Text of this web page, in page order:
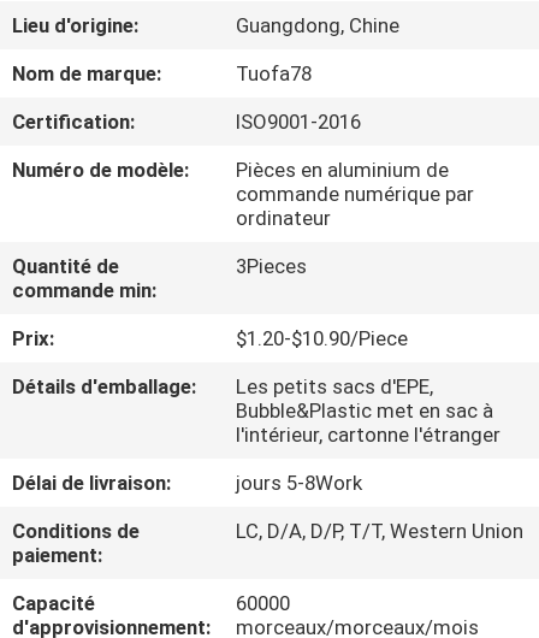
À
PROPOS
DE
DE
L'USINE
CONTRÔLE
QUALITÉ
NOUS
CONTACTER
Lieu d'origine:
Guangdong, Chine
Nom de marque:
Tuofa78
Certification:
ISO9001-2016
Numéro de modèle:
Pièces en aluminium de
commande numérique par
ordinateur
Quantité de
commande min:
3Pieces
Prix:
$1.20-$10.90/Piece
Détails d'emballage:
Les petits sacs d'EPE,
Bubble&Plastic met en sac à
l'intérieur, cartonne l'étranger
Délai de livraison:
jours 5-8Work
Conditions de
paiement:
LC, D/A, D/P, T/T, Western Union
Capacité
d'approvisionnement:
60000
morceaux/morceaux/mois